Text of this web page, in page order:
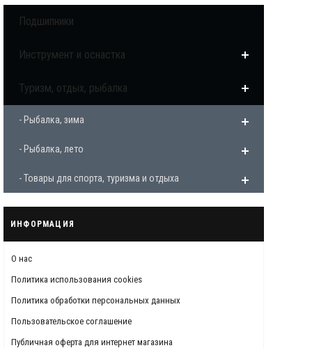
Подшипники
Инструмент и оснастка
Туризм, отдых, рыбалка
- Рыбалка, зима
- Рыбалка, лето
- Товары для спорта, туризма и отдыха
ИНФОРМАЦИЯ
О нас
Политика использования cookies
Политика обработки персональных данных
Пользовательское соглашение
Публичная оферта для интернет магазина